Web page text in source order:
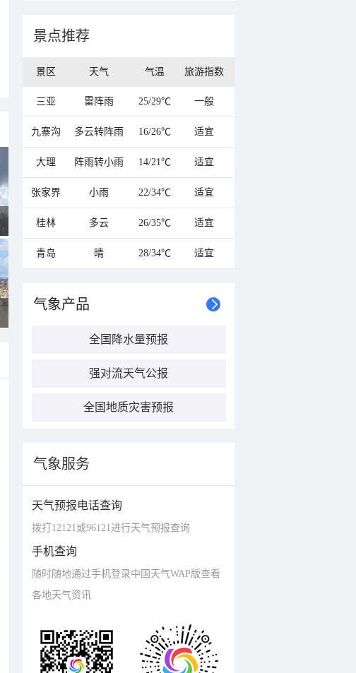
景点推荐
景区 天气 气温 旅游指数
三亚 雷阵雨 25/29℃ 一般
九寨沟 多云转阵雨 16/26℃ 适宜
大理 阵雨转小雨 14/21℃ 适宜
张家界 小雨 22/34℃ 适宜
桂林 多云 26/35℃ 适宜
青岛 晴 28/34℃ 适宜
气象产品
全国降水量预报
强对流天气公报
全国地质灾害预报
气象服务
天气预报电话查询
拨打12121或96121进行天气预报查询
手机查询
随时随地通过手机登录中国天气WAP版查看
各地天气资讯